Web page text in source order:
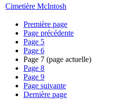
Cimetière McIntosh
Première page
Page précédente
Page 5
Page 6
Page 7 (page actuelle)
Page 8
Page 9
Page suivante
Dernière page